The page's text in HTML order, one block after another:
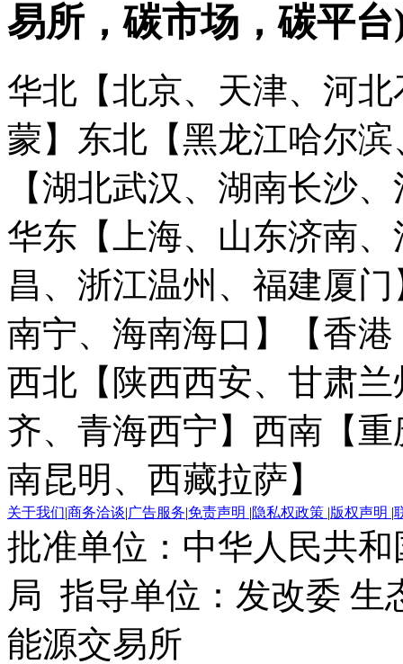
易所，碳市场，碳平台
华北【北京、天津、河
蒙】 东北【黑龙江哈尔
【湖北武汉、湖南长沙
华东【上海、山东济南
昌、浙江温州、福建厦门
南宁、海南海口】
【香
西北【陕西西安、甘肃
齐、青海西宁】 西南【
南昆明、西藏拉萨】
关于我们|商务洽谈|广告服务|免责声明 |隐私权政策 |版权声明 |
批准单位：中华人民共
局 指导单位：发改委 生
能源交易所